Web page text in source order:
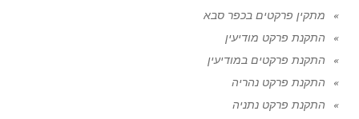
מתקין פרקטים בכפר סבא
התקנת פרקט מודיעין
התקנת פרקטים במודיעין
התקנת פרקט נהריה
התקנת פרקט נתניה